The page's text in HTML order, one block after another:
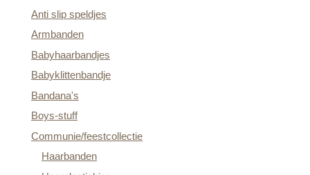
Anti slip speldjes
Armbanden
Babyhaarbandjes
Babyklittenbandje
Bandana's
Boys-stuff
Communie/feestcollectie
Haarbanden